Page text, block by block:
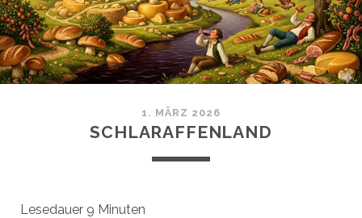
1. MÄRZ 2026
SCHLARAFFENLAND
Lesedauer 9 Minuten